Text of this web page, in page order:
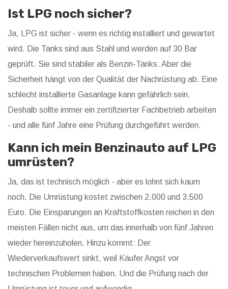
Ist LPG noch sicher?
Ja, LPG ist sicher - wenn es richtig installiert und gewartet
wird. Die Tanks sind aus Stahl und werden auf 30 Bar
geprüft. Sie sind stabiler als Benzin-Tanks. Aber die
Sicherheit hängt von der Qualität der Nachrüstung ab. Eine
schlecht installierte Gasanlage kann gefährlich sein.
Deshalb sollte immer ein zertifizierter Fachbetrieb arbeiten
- und alle fünf Jahre eine Prüfung durchgeführt werden.
Kann ich mein Benzinauto auf LPG
umrüsten?
Ja, das ist technisch möglich - aber es lohnt sich kaum
noch. Die Umrüstung kostet zwischen 2.000 und 3.500
Euro. Die Einsparungen an Kraftstoffkosten reichen in den
meisten Fällen nicht aus, um das innerhalb von fünf Jahren
wieder hereinzuholen. Hinzu kommt: Der
Wiederverkaufswert sinkt, weil Käufer Angst vor
technischen Problemen haben. Und die Prüfung nach der